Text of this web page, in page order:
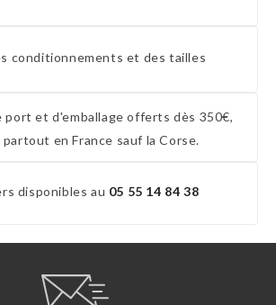
conditionnements et des tailles
port et d'emballage offerts dès 350€,
en France sauf la Corse.
disponibles au 05 55 14 84 38